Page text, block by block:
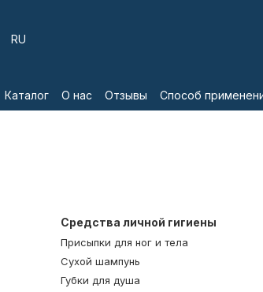
RU
Каталог О нас Отзывы Способ
Средства личной гигиены
Присыпки для ног и тела
Сухой шампунь
Губки для душа